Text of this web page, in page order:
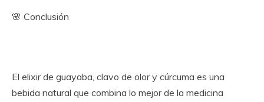
🌸 Conclusión
El elixir de guayaba, clavo de olor y cúrcuma es una
bebida natural que combina lo mejor de la medicina